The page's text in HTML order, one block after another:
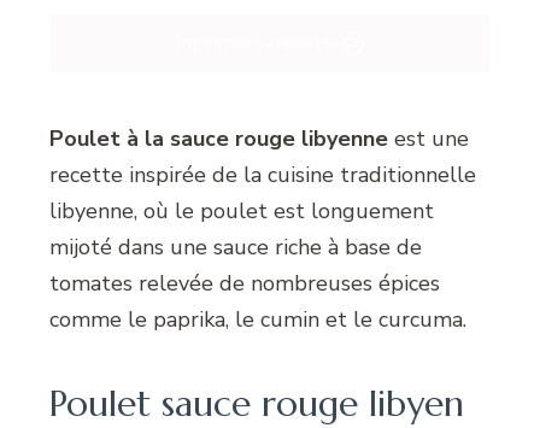
Poulet à la sauce rouge libyenne est une
recette inspirée de la cuisine traditionnelle
libyenne, où le poulet est longuement
mijoté dans une sauce riche à base de
tomates relevée de nombreuses épices
comme le paprika, le cumin et le curcuma.
Poulet sauce rouge libyen